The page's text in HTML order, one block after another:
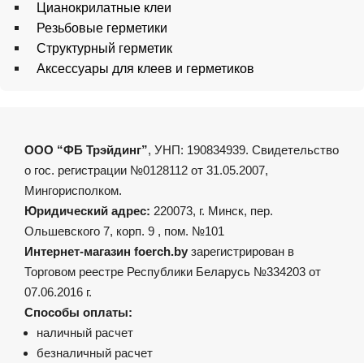
Цианокрилатные клеи
Резьбовые герметики
Структурный герметик
Аксессуары для клеев и герметиков
ООО “ФБ Трэйдинг”, УНП: 190834939. Свидетельство
о гос. регистрации №0128112 от 31.05.2007,
Мингорисполком.
Юридический адрес: 220073, г. Минск, пер.
Ольшевского 7, корп. 9 , пом. №101
Интернет-магазин foerch.by зарегистрирован в
Торговом реестре Республики Беларусь №334203 от
07.06.2016 г.
Способы оплаты:
наличный расчет
безналичный расчет